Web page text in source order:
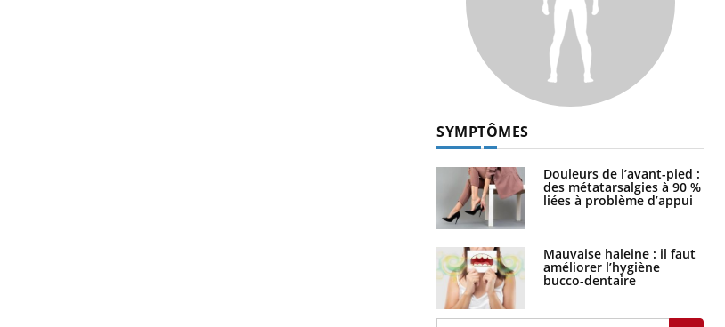
SYMPTÔMES
Douleurs de l’avant-pied :
des métatarsalgies à 90 %
liées à problème d’appui
Mauvaise haleine : il faut
améliorer l’hygiène
bucco-dentaire